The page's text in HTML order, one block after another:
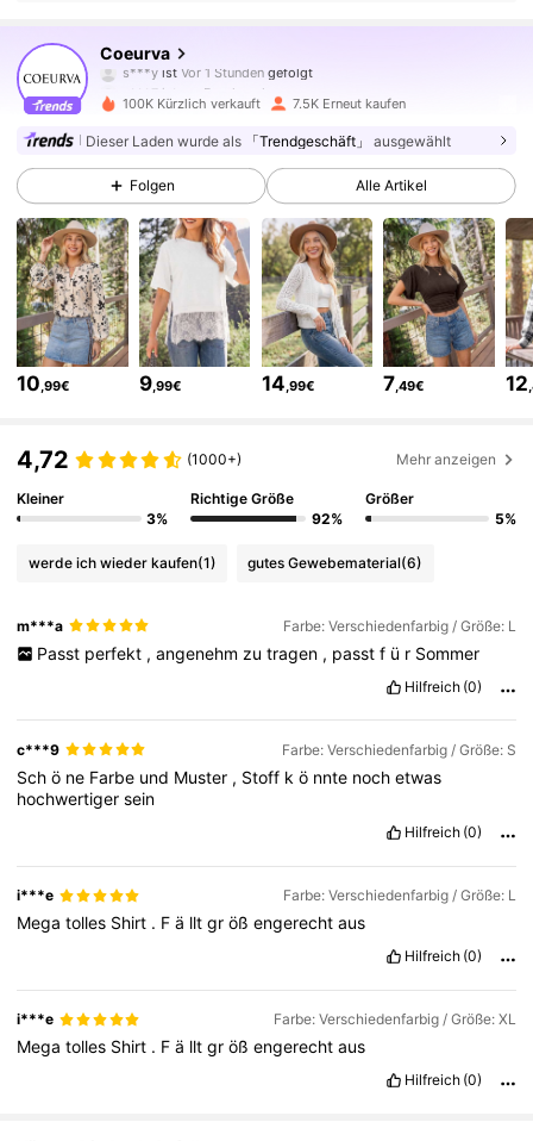
Coeurva
s***yistVor 1 Stunden
s***7 ist am Durchsuchen
4,72
19K Follower
4,72
4,72 19K Follower
4,72 19K Follower
19K Follower
4,72 19K Follower
100K Kürzlich verkauft 7.5K Erneut kaufen
Dieser Laden wurde als 「Trendgeschäft」 ausgewählt
Folgen Alle Artikel
10,99€ 9,99€ 14,99€ 7,49€ 12
4,72 (1000+) Mehr anzeigen
Kleiner
3%
Richtige Größe
92%
Größer
5%
werde ich wieder kaufen(1) gutes Gewebematerial(6)
m***a Farbe: Verschiedenfarbig / Größe: L
Passt perfekt , angenehm zu tragen , passt f ü r Sommer
Hilfreich (0)
c***9 Farbe: Verschiedenfarbig / Größe: S
Schö ne Farbe und Muster , Stoff kö nnte nochetwas
hochwertigersein
Hilfreich (0)
i***e Farbe: Verschiedenfarbig / Größe: L
Megatolles Shirt . Fä lltgrößengerechtaus
Hilfreich (0)
i***e Farbe: Verschiedenfarbig / Größe: XL
Megatolles Shirt . Fä lltgrößengerechtaus
Hilfreich (0)